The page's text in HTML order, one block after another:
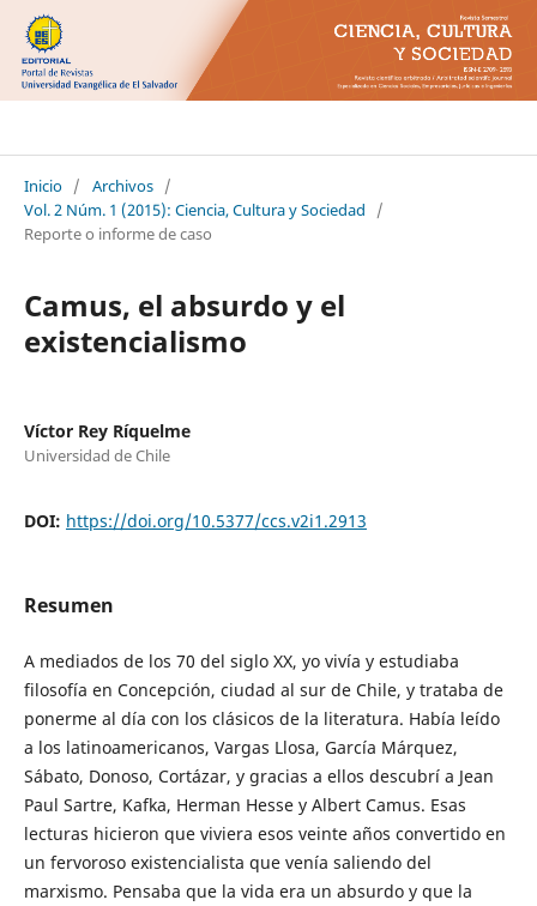
Inicio / Archivos /
Vol. 2 Núm. 1 (2015): Ciencia, Cultura y Sociedad
/
Reporte o informe de caso
Camus, el absurdo y el
existencialismo
Víctor Rey Ríquelme
Universidad de Chile
DOI: https://doi.org/10.5377/ccs.v2i1.2913
Resumen
A mediados de los 70 del siglo XX, yo vivía y estudiaba
filosofía en Concepción, ciudad al sur de Chile, y trataba de
ponerme al día con los clásicos de la literatura. Había leído
a los latinoamericanos, Vargas Llosa, García Márquez,
Sábato, Donoso, Cortázar, y gracias a ellos descubrí a Jean
Paul Sartre, Kafka, Herman Hesse y Albert Camus. Esas
lecturas hicieron que viviera esos veinte años convertido en
un fervoroso existencialista que venía saliendo del
marxismo. Pensaba que la vida era un absurdo y que la